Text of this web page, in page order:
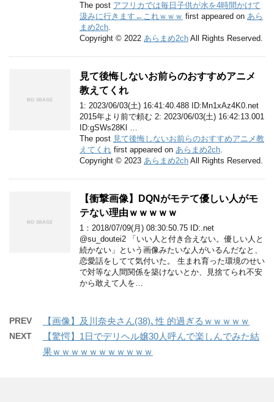
The post アフリカでは毎日子供が水を4時間かけて
汲みに行きます←これｗｗｗ first appeared on あら
まめ2ch.
Copyright © 2022 あらまめ2ch All Rights Reserved.
見て後悔しないお前らのおすすめアニメ
教えてくれ
1: 2023/06/03(土) 16:41:40.488 ID:Mn1xAz4K0.net
2015年より前で頼む 2: 2023/06/03(土) 16:42:13.001
ID:gSWs28Kl …
The post 見て後悔しないお前らのおすすめアニメ教
えてくれ first appeared on あらまめ2ch.
Copyright © 2023 あらまめ2ch All Rights Reserved.
【衝撃画像】DQNがモテて優しい人がモ
テない理由ｗｗｗｗｗ
1：2018/07/09(月) 08:30:50.75 ID:.net
@su_doutei2 「いい人と付き合えない。優しい人と
続かない」という画像みたいな人がいるんだなと、
恋愛話をしてて気付いた。 生まれ育った環境のせい
で対等な人間関係を築けないとか、見捨てられ不安
から敢えて人を…
PREV 【画像】及川奈央さん(38)､性 的過ぎるｗｗｗｗｗ
NEXT
【驚愕】1日でデリヘル嬢30人呼んで楽しんでみた結
果ｗｗｗｗｗｗｗｗｗｗｗ